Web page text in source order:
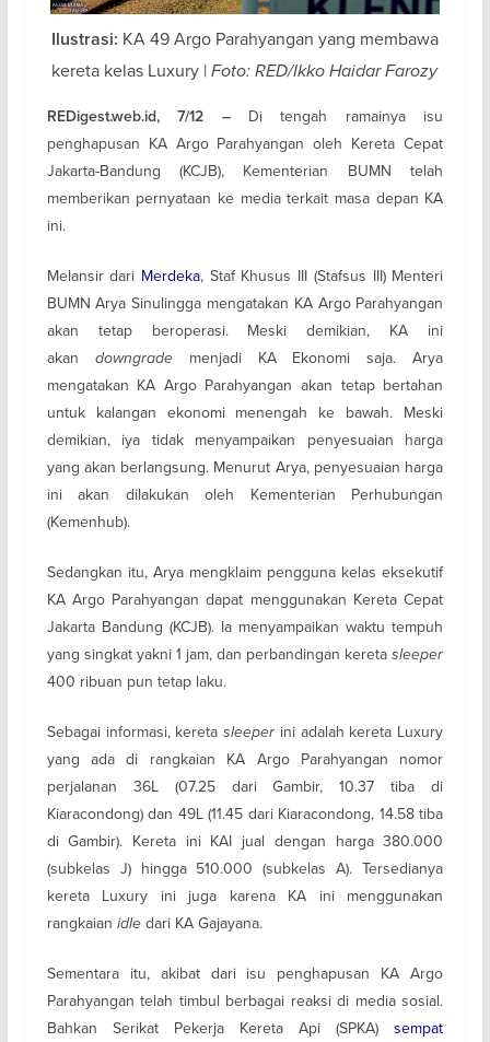
Ilustrasi: KA 49 Argo Parahyangan yang membawa
kereta kelas Luxury |Foto: RED/Ikko Haidar Farozy
REDigest.web.id, 7/12 – Di tengah ramainya isu
penghapusan KA Argo Parahyangan oleh Kereta Cepat
Jakarta-Bandung (KCJB), Kementerian BUMN telah
memberikan pernyataan ke media terkait masa depan KA
ini.
Melansir dari Merdeka, Staf Khusus III (Stafsus III) Menteri
BUMN Arya Sinulingga mengatakan KA Argo Parahyangan
akan tetap beroperasi. Meski demikian, KA ini
akan downgrade menjadi KA Ekonomi saja. Arya
mengatakan KA Argo Parahyangan akan tetap bertahan
untuk kalangan ekonomi menengah ke bawah. Meski
demikian, iya tidak menyampaikan penyesuaian harga
yang akan berlangsung. Menurut Arya, penyesuaian harga
ini akan dilakukan oleh Kementerian Perhubungan
(Kemenhub).
Sedangkan itu, Arya mengklaim pengguna kelas eksekutif
KA Argo Parahyangan dapat menggunakan Kereta Cepat
Jakarta Bandung (KCJB). Ia menyampaikan waktu tempuh
yang singkat yakni 1 jam, dan perbandingan keretasleeper
400 ribuan pun tetap laku.
Sebagai informasi, keretasleeper ini adalah kereta Luxury
yang ada di rangkaian KA Argo Parahyangan nomor
perjalanan 36L (07.25 dari Gambir, 10.37 tiba di
Kiaracondong) dan 49L (11.45 dari Kiaracondong, 14.58 tiba
di Gambir). Kereta ini KAI jual dengan harga 380.000
(subkelas J) hingga 510.000 (subkelas A). Tersedianya
kereta Luxury ini juga karena KA ini menggunakan
rangkaian idle dari KA Gajayana.
Sementara itu, akibat dari isu penghapusan KA Argo
Parahyangan telah timbul berbagai reaksi di media sosial.
Bahkan Serikat Pekerja Kereta Api (SPKA)sempat